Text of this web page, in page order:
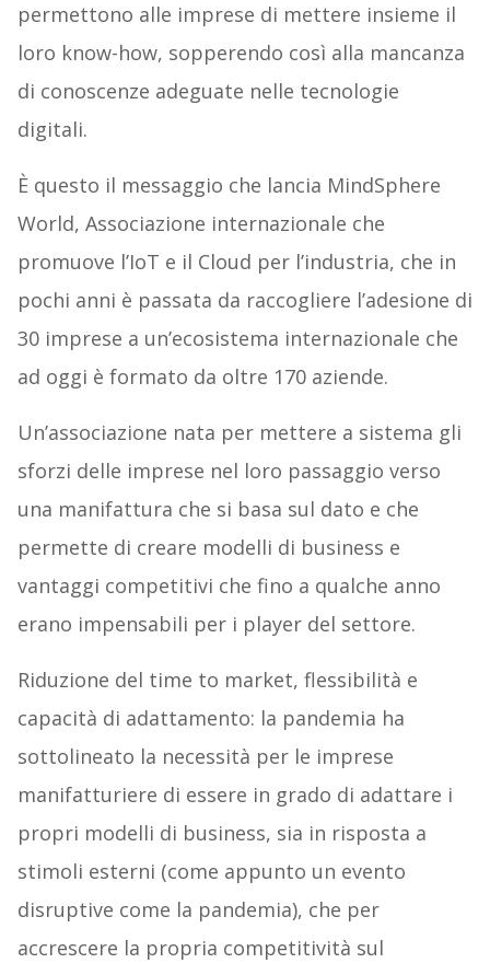
permettono alle imprese di mettere insieme il
loro know-how, sopperendo così alla mancanza
di conoscenze adeguate nelle tecnologie
digitali.
È questo il messaggio che lancia MindSphere
World, Associazione internazionale che
promuove l’IoT e il Cloud per l’industria, che in
pochi anni è passata da raccogliere l’adesione di
30 imprese a un’ecosistema internazionale che
ad oggi è formato da oltre 170 aziende.
Un’associazione nata per mettere a sistema gli
sforzi delle imprese nel loro passaggio verso
una manifattura che si basa sul dato e che
permette di creare modelli di business e
vantaggi competitivi che fino a qualche anno
erano impensabili per i player del settore.
Riduzione del time to market, flessibilità e
capacità di adattamento: la pandemia ha
sottolineato la necessità per le imprese
manifatturiere di essere in grado di adattare i
propri modelli di business, sia in risposta a
stimoli esterni (come appunto un evento
disruptive come la pandemia), che per
accrescere la propria competitività sul